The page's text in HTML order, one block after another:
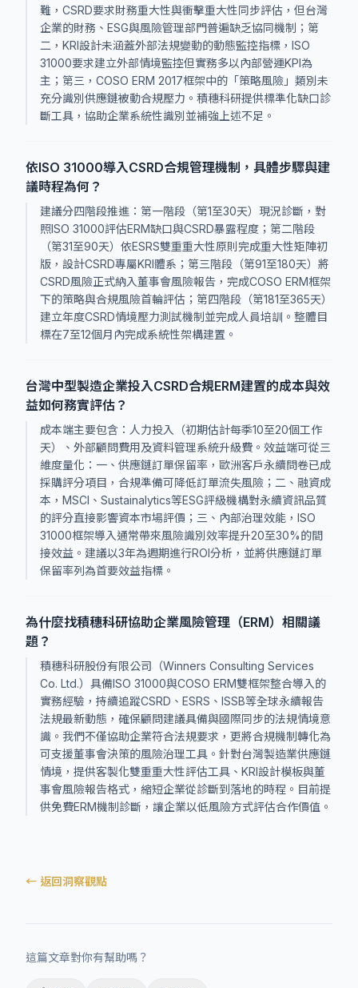
難，CSRD要求財務重大性與衝擊重大性同步評估，但台灣
企業的財務、ESG與風險管理部門普遍缺乏協同機制；第
二，KRI設計未涵蓋外部法規變動的動態監控指標，ISO
31000要求建立外部情境監控但實務多以內部營運KPI為
主；第三，COSO ERM 2017框架中的「策略風險」類別未
充分識別供應鏈被動合規壓力。積穗科研提供標準化缺口診
斷工具，協助企業系統性識別並補強上述不足。
依ISO 31000導入CSRD合規管理機制，具體步驟與建
議時程為何？
建議分四階段推進：第一階段（第1至30天）現況診斷，對
照ISO 31000評估ERM缺口與CSRD暴露程度；第二階段
（第31至90天）依ESRS雙重重大性原則完成重大性矩陣初
版，設計CSRD專屬KRI體系；第三階段（第91至180天）將
CSRD風險正式納入董事會風險報告，完成COSO ERM框架
下的策略與合規風險首輪評估；第四階段（第181至365天）
建立年度CSRD情境壓力測試機制並完成人員培訓。整體目
標在7至12個月內完成系統性架構建置。
台灣中型製造企業投入CSRD合規ERM建置的成本與效
益如何務實評估？
成本端主要包含：人力投入（初期估計每季10至20個工作
天）、外部顧問費用及資料管理系統升級費。效益端可從三
維度量化：一、供應鏈訂單保留率，歐洲客戶永續問卷已成
採購評分項目，合規準備可降低訂單流失風險；二、融資成
本，MSCI、Sustainalytics等ESG評級機構對永續資訊品質
的評分直接影響資本市場評價；三、內部治理效能，ISO
31000框架導入通常帶來風險識別效率提升20至30%的間
接效益。建議以3年為週期進行ROI分析，並將供應鏈訂單
保留率列為首要效益指標。
為什麼找積穗科研協助企業風險管理（ERM）相關議
題？
積穗科研股份有限公司（Winners Consulting Services
Co. Ltd.）具備ISO 31000與COSO ERM雙框架整合導入的
實務經驗，持續追蹤CSRD、ESRS、ISSB等全球永續報告
法規最新動態，確保顧問建議具備與國際同步的法規情境意
識。我們不僅協助企業符合法規要求，更將合規機制轉化為
可支援董事會決策的風險治理工具。針對台灣製造業供應鏈
情境，提供客製化雙重重大性評估工具、KRI設計模板與董
事會風險報告格式，縮短企業從診斷到落地的時程。目前提
供免費ERM機制診斷，讓企業以低風險方式評估合作價值。
← 返回洞察觀點
這篇文章對你有幫助嗎？